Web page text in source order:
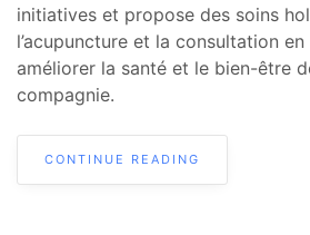
initiatives et propose des soins
l’acupuncture et la consultation
améliorer la santé et le bien-être
compagnie.
CONTINUE READING